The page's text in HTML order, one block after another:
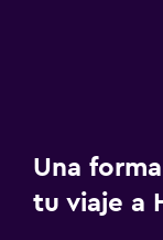
Una
tu viaje a